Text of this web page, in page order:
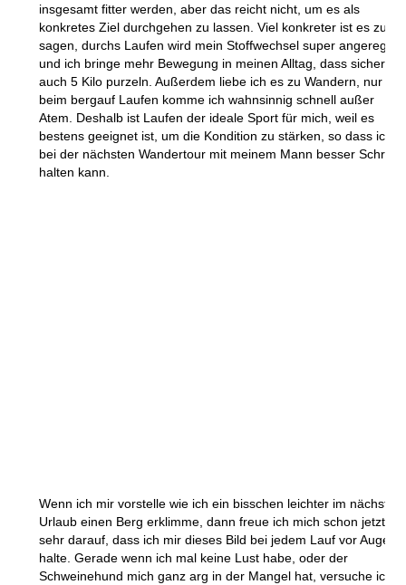
insgesamt fitter werden, aber das reicht nicht, um es als
konkretes Ziel durchgehen zu lassen. Viel konkreter ist es zu
sagen, durchs Laufen wird mein Stoffwechsel super angeregt
und ich bringe mehr Bewegung in meinen Alltag, dass sicher
auch 5 Kilo purzeln. Außerdem liebe ich es zu Wandern, nur
beim bergauf Laufen komme ich wahnsinnig schnell außer
Atem. Deshalb ist Laufen der ideale Sport für mich, weil es
bestens geeignet ist, um die Kondition zu stärken, so dass ich
bei der nächsten Wandertour mit meinem Mann besser Schritt
halten kann.
Wenn ich mir vorstelle wie ich ein bisschen leichter im nächsten
Urlaub einen Berg erklimme, dann freue ich mich schon jetzt so
sehr darauf, dass ich mir dieses Bild bei jedem Lauf vor Augen
halte. Gerade wenn ich mal keine Lust habe, oder der
Schweinehund mich ganz arg in der Mangel hat, versuche ich